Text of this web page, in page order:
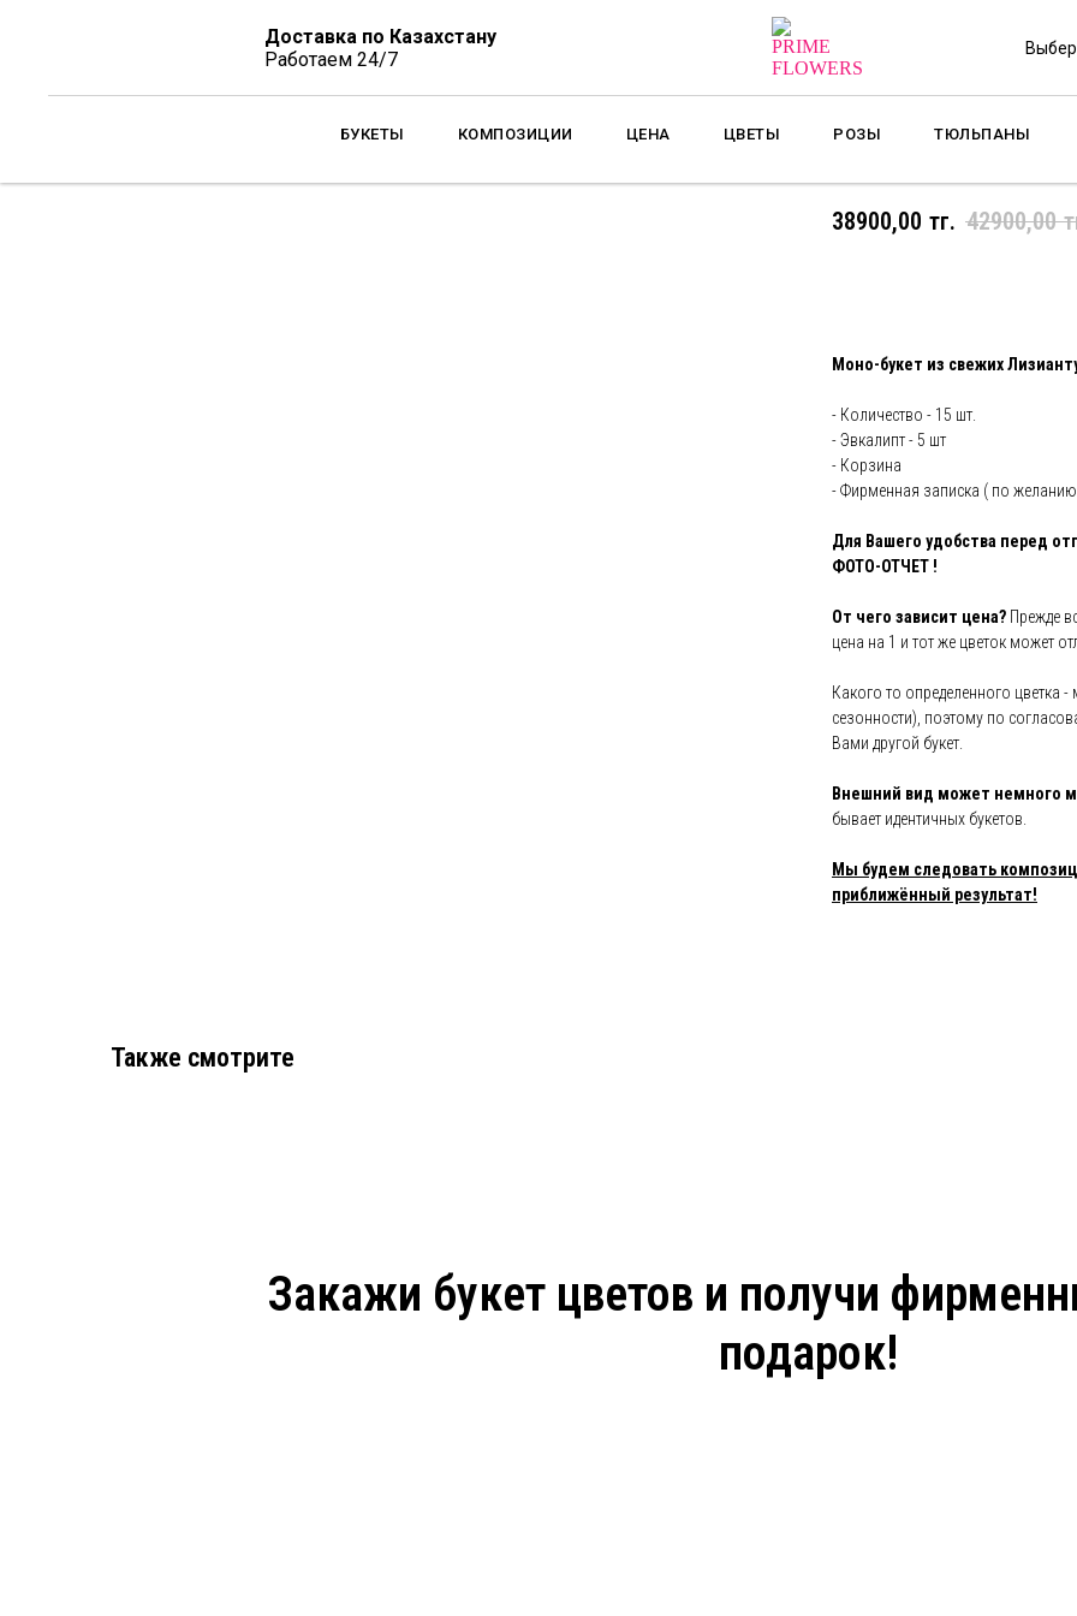
Доставка по Казахстану
Работаем 24/7
БУКЕТЫ КОМПОЗИЦИИ ЦЕНА ЦВЕТЫ РОЗЫ ТЮЛЬПАНЫ
38900,00 тг. 42900,00
Моно-букет из свежих
- Количество - 15 шт.
- Эвкалипт - 5 шт
- Корзина
- Фирменная записка ( по
Для Вашего удобства перед
ФОТО-ОТЧЕТ !
От чего зависит цена? Прежде
цена на 1 и тот же цветок может
Какого то определенного цветка
сезонности), поэтому по
Вами другой букет.
Внешний вид может немного
бывает идентичных букетов.
Мы будем следовать
приближённый результат!
Также смотрите
Закажи букет цветов и получи
подарок!